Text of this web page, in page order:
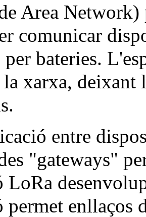
Area
comunicar
per bateries.
xarxa, deixant
entre
"gateways"
permet enllaços